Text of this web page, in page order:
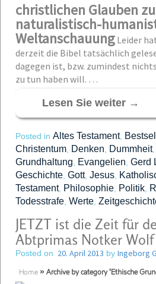
christlichen Glauben
naturalistisch-
Weltanschauung Leider
derzeit die Bibel tatsächlich
dagegen ist, bzw. zumindest
zu tun haben will. …
Lesen Sie weiter →
Posted in Altes Testament,
Christentum Denken Dummheit,
Grundhaltung
Evangelien Gerd
Geschichte Gott, Jesus
Testament, Philosophie Politik
Todesstrafe Werte
JETZT ist die Zeit für
Abtprimas Notker Wolf
Posted on 20. April 2013 by Ingeborg
Home » Archive by category 'Ethische